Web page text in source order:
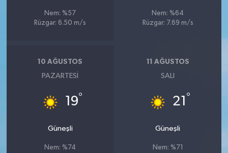
Nem: %57
Rüzgar: 6.50 m/s
Nem: %64
Rüzgar: 7.69 m/s
10 AĞUSTOS
PAZARTESI
19°
Güneşli
Nem: %74
11 AĞUSTOS
SALI
21 °
Güneşli
Nem: %71